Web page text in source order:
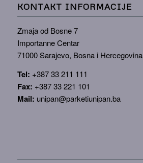
KONTAKT INFORMACIJE
Zmaja od Bosne 7
Importanne Centar
71000 Sarajevo, Bosna i Hercegovina
Tel: +387 33 211 111
Fax: +387 33 221 101
Mail: unipan@parketiunipan.ba